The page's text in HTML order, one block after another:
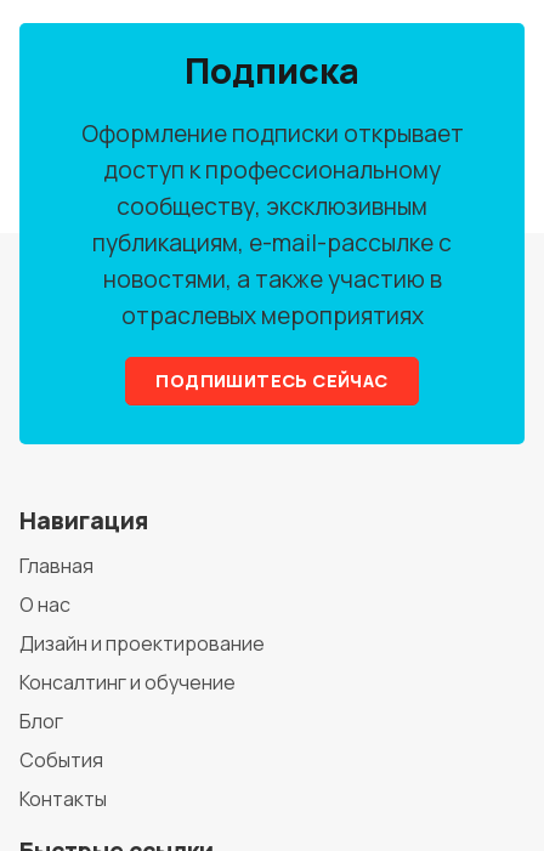
Подписка
Оформление подписки открывает
доступ к профессиональному
сообществу, эксклюзивным
публикациям, e-mail-рассылке с
новостями, а также участию в
отраслевых мероприятиях
ПОДПИШИТЕСЬ СЕЙЧАС
Навигация
Главная
О нас
Дизайн и проектирование
Консалтинг и обучение
Блог
События
Контакты